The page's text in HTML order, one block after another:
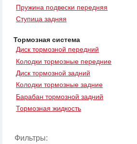
Пружина подвески передняя
Ступица задняя
Тормозная система
Диск тормозной передний
Колодки тормозные передние
Диск тормозной задний
Колодки тормозные задние
Барабан тормозной задний
Тормозная жидкость
Фильтры: